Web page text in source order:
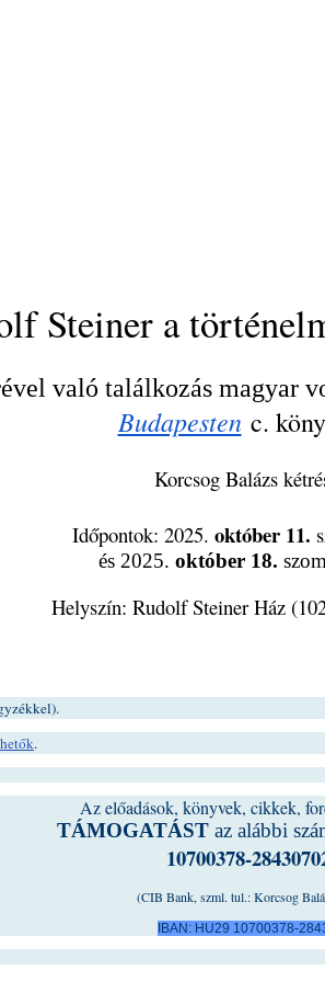
Steiner a
való találkozás magyar
Budapestenc.
Korcsog Balázs
Időpontok: 2025. október 11.
és 2025. október 18.
Helyszín: Rudolf Steiner Ház
.
Az előadások, könyvek, cikkek,
TÁMOGATÁST az alábbi
10700378-
(CIB Bank, szml. tul.: Korcsog
IBAN: HU29 10700378-